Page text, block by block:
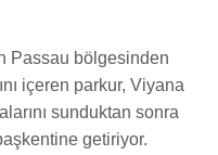
Passau bölgesinden
içeren parkur, Viyana
sunduktan sonra
getiriyor.